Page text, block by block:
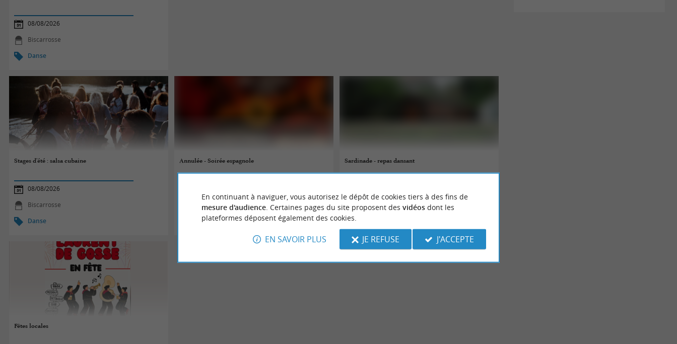
08/08/2026
Biscarrosse
Danse
Stages d'été : salsa cubaine
08/08/2026
Biscarrosse
Danse
Annulée - Soirée espagnole
Dax
Danse
Sardinade - repas dansant
Biscarrosse
Fêtes locales
En continuant à naviguer, vous autorisez le dépôt de cookies tiers à des fins de
mesure d'audience. Certaines pages du site proposent des vidéosdont les
plateformes déposent également des cookies.
EN SAVOIR PLUS JE REFUSE J'ACCEPTE